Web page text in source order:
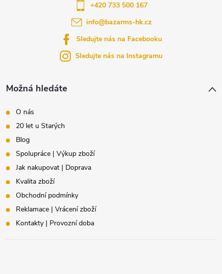
Možná hledáte
O nás
20 let u Starých
Blog
Spolupráce | Výkup zboží
Jak nakupovat | Doprava
Kvalita zboží
Obchodní podmínky
Reklamace | Vrácení zboží
Kontakty | Provozní doba
info@bazarms-hk.cz
+420 733 500 167
Sledujte nás na Facebooku
Sledujte nás na Instagramu